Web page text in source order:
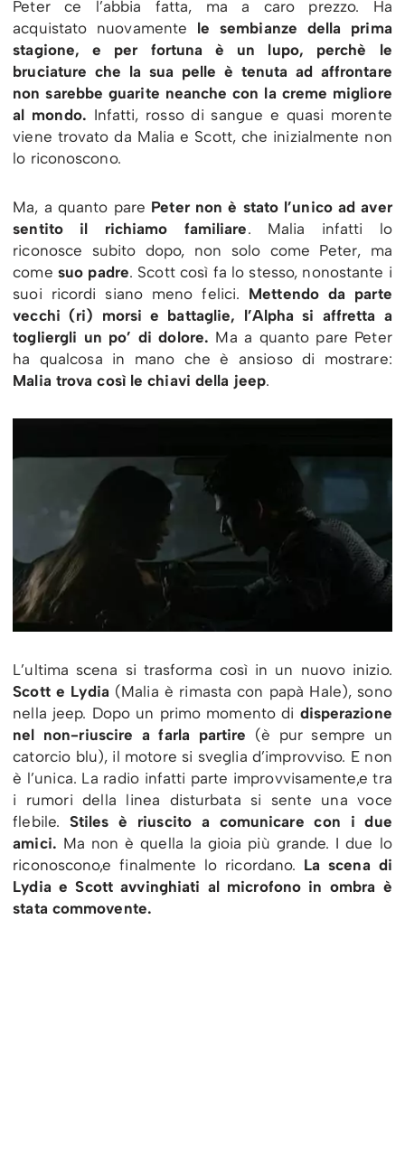
Peter ce l’abbia fatta, ma a caro prezzo. Ha
acquistato nuovamente le sembianze della prima
stagione, e per fortuna è un lupo, perchè le
bruciature che la sua pelle è tenuta ad affrontare
non sarebbe guarite neanche con la creme migliore
al mondo. Infatti, rosso di sangue e quasi morente
viene trovato da Malia e Scott, che inizialmente non
lo riconoscono.
Ma, a quanto pare Peter non è stato l’unico ad aver
sentito il richiamo familiare. Malia infatti lo
riconosce subito dopo, non solo come Peter, ma
come suo padre. Scott così fa lo stesso, nonostante i
suoi ricordi siano meno felici. Mettendo da parte
vecchi (ri) morsi e battaglie, l’Alpha si affretta a
togliergli un po’ di dolore. Ma a quanto pare Peter
ha qualcosa in mano che è ansioso di mostrare:
Malia trova così le chiavi della jeep.
L’ultima scena si trasforma così in un nuovo inizio.
Scott e Lydia (Malia è rimasta con papà Hale), sono
nella jeep. Dopo un primo momento di disperazione
nel non-riuscire a farla partire (è pur sempre un
catorcio blu), il motore si sveglia d’improvviso. E non
è l’unica. La radio infatti parte improvvisamente,e tra
i rumori della linea disturbata si sente una voce
flebile. Stiles è riuscito a comunicare con i due
amici. Ma non è quella la gioia più grande. I due lo
riconoscono,e finalmente lo ricordano. La scena di
Lydia e Scott avvinghiati al microfono in ombra è
stata commovente.